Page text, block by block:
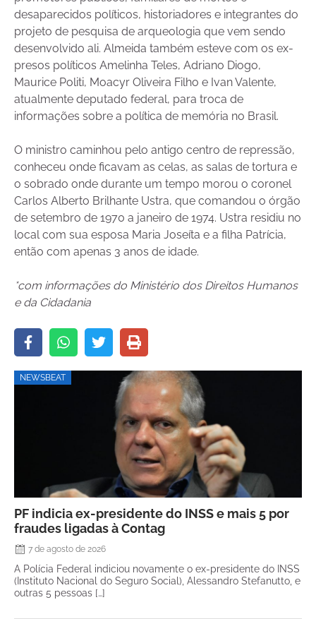
desaparecidos políticos, historiadores e integrantes do
projeto de pesquisa de arqueologia que vem sendo
desenvolvido ali. Almeida também esteve com os ex-
presos políticos Amelinha Teles, Adriano Diogo,
Maurice Politi, Moacyr Oliveira Filho e Ivan Valente,
atualmente deputado federal, para troca de
informações sobre a política de memória no Brasil.
O ministro caminhou pelo antigo centro de repressão,
conheceu onde ficavam as celas, as salas de tortura e
o sobrado onde durante um tempo morou o coronel
Carlos Alberto Brilhante Ustra, que comandou o órgão
de setembro de 1970 a janeiro de 1974. Ustra residiu no
local com sua esposa Maria Joseíta e a filha Patrícia,
então com apenas 3 anos de idade.
*com informações do Ministério dos Direitos Humanos
e da Cidadania
NEWSBEAT
PF indicia ex-presidente do INSS e mais 5 por
fraudes ligadas à Contag
7 de agosto de 2026
A Polícia Federal indiciou novamente o ex-presidente do INSS
(Instituto Nacional do Seguro Social), Alessandro Stefanutto, e
outras 5 pessoas […]